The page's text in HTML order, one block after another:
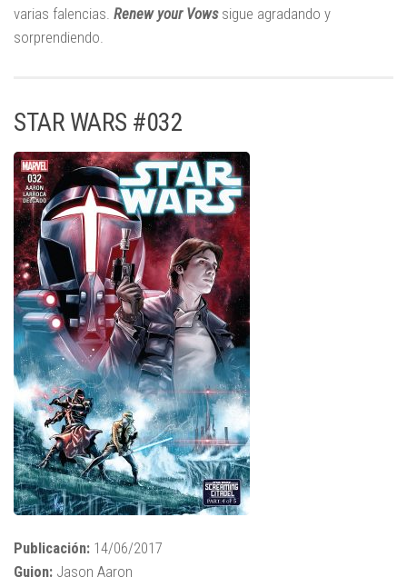
varias falencias. Renew your Vows sigue agradando y
sorprendiendo.
STAR WARS #032
Publicación: 14/06/2017
Guion: Jason Aaron